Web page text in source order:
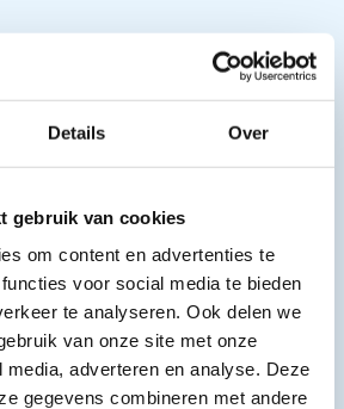
Details Over
gebruik van cookies
om content en advertenties te
voor social media te bieden
te analyseren. Ook delen we
van onze site met onze
adverteren en analyse. Deze
gegevens combineren met andere